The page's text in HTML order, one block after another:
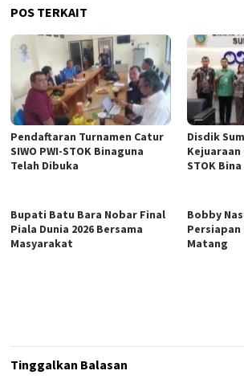
POS TERKAIT
Pendaftaran Turnamen Catur
SIWO PWI-STOK Binaguna
Telah Dibuka
Disdik
Kejuaraan
STOK Bina
Bupati Batu Bara Nobar Final
Piala Dunia 2026 Bersama
Masyarakat
Bobby
Persiapan
Matang
Tinggalkan Balasan